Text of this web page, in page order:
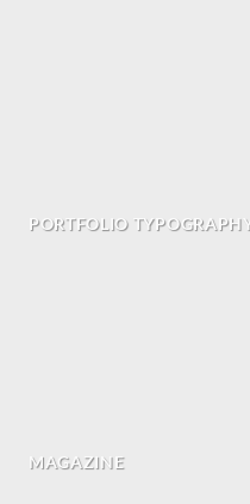
PORTFOLIO
MAGAZINE